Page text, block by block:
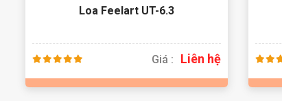
Loa Feelart UT-6.3
Giá : Liên hệ